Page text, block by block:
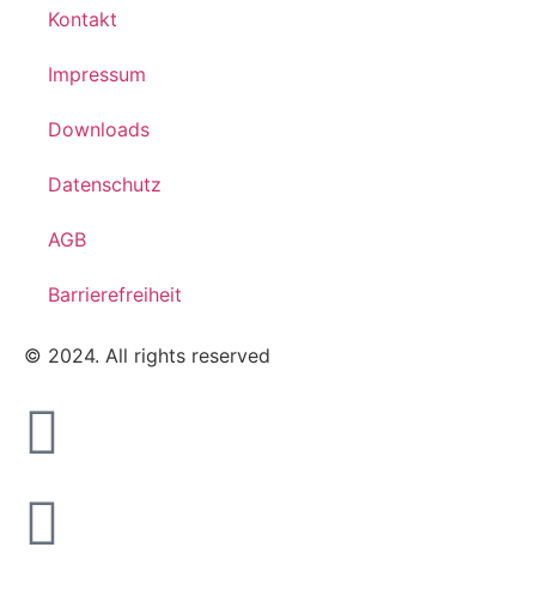
Kontakt
Impressum
Downloads
Datenschutz
AGB
Barrierefreiheit
© 2024. All rights reserved